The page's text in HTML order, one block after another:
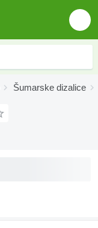
Šumarske dizalice